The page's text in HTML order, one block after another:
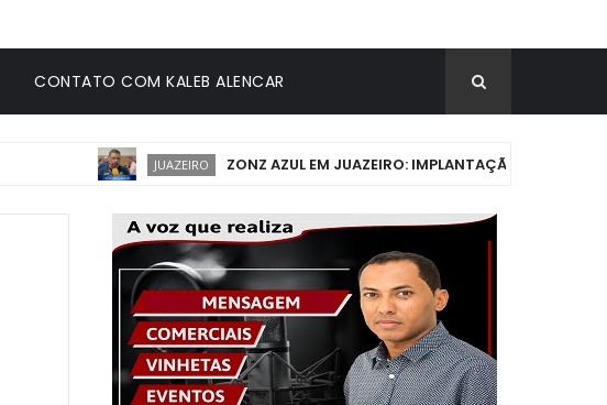
CONTATO COM KALEB ALENCAR
JUAZEIRO ZONZ AZUL EM JUAZEIRO: IMPLANTAÇÃO DEVE COMEÇAR